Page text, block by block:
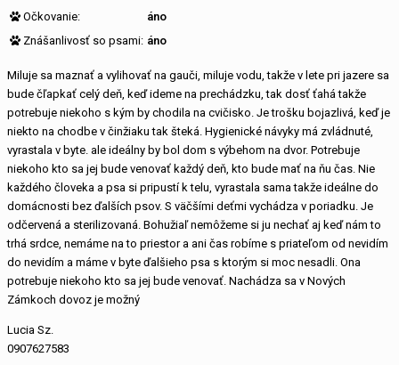
Očkovanie:
áno
Znášanlivosť so psami: áno
Miluje sa maznať a vylihovať na gauči, miluje vodu, takže v lete pri jazere sa
bude čľapkať celý deň, keď ideme na prechádzku, tak dosť ťahá takže
potrebuje niekoho s kým by chodila na cvičisko. Je trošku bojazlivá, keď je
niekto na chodbe v činžiaku tak šteká. Hygienické návyky má zvládnuté,
vyrastala v byte. ale ideálny by bol dom s výbehom na dvor. Potrebuje
niekoho kto sa jej bude venovať každý deň, kto bude mať na ňu čas. Nie
každého človeka a psa si pripustí k telu, vyrastala sama takže ideálne do
domácnosti bez ďalších psov. S väčšími deťmi vychádza v poriadku. Je
odčervená a sterilizovaná. Bohužiaľ nemôžeme si ju nechať aj keď nám to
trhá srdce, nemáme na to priestor a ani čas robíme s priateľom od nevidím
do nevidím a máme v byte ďalšieho psa s ktorým si moc nesadli. Ona
potrebuje niekoho kto sa jej bude venovať. Nachádza sa v Nových
Zámkoch dovoz je možný
Lucia Sz.
0907627583